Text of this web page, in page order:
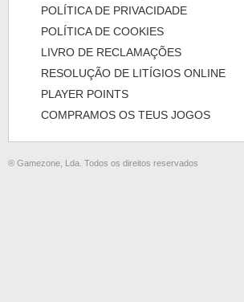
POLÍTICA DE PRIVACIDADE
POLÍTICA DE COOKIES
LIVRO DE RECLAMAÇÕES
RESOLUÇÃO DE LITÍGIOS ONLINE
PLAYER POINTS
COMPRAMOS OS TEUS JOGOS
® Gamezone, Lda. Todos os direitos reservados